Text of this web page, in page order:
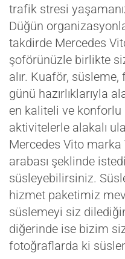
trafik stresi
Düğün
takdirde Mercedes
şoförünüzle birlikte
alır. Kuaför,
günü hazırlıklarıyla
en kaliteli ve
aktivitelerle alakalı
Mercedes Vito
arabası şeklinde
süsleyebilirsiniz.
hizmet paketimiz
süslemeyi siz
diğerinde ise bizim
fotoğraflarda ki